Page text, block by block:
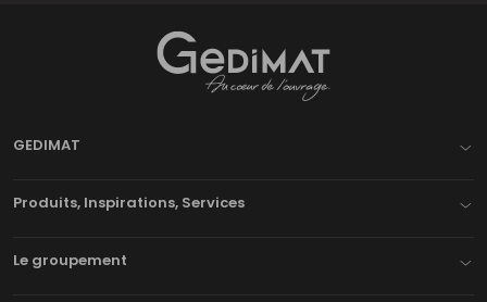
GEDIMAT
Produits, Inspirations, Services
Le groupement